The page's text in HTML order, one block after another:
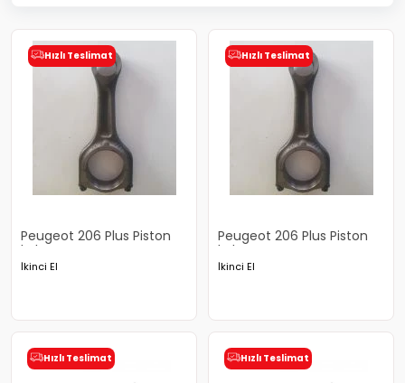
Hızlı Teslimat
Peugeot 206 Plus Piston
kolu
İkinci El
Hızlı Teslimat
Peugeot 206 Plus Piston
kolu
İkinci El
Hızlı Teslimat Hızlı Teslimat